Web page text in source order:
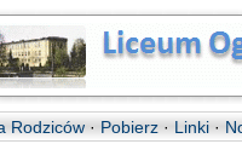
Rodziców · Pobierz · Linki ·